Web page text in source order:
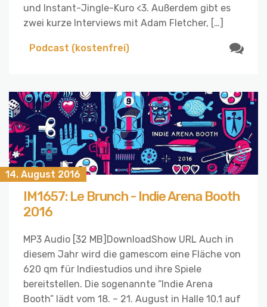
und Instant-Jingle-Kuro <3. Außerdem gibt es
zwei kurze Interviews mit Adam Fletcher, […]
Podcast (kostenfrei)
14. August 2016
IM1657: Le Brunch - Indie Arena Booth
2016
MP3 Audio [32 MB]DownloadShow URL Auch in
diesem Jahr wird die gamescom eine Fläche von
620 qm für Indiestudios und ihre Spiele
bereitstellen. Die sogenannte “Indie Arena
Booth” lädt vom 18. – 21. August in Halle 10.1 auf